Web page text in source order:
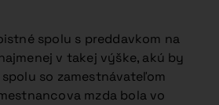
spolu s preddavkom na
v takej výške, akú by
so zamestnávateľom
mzda bola vo